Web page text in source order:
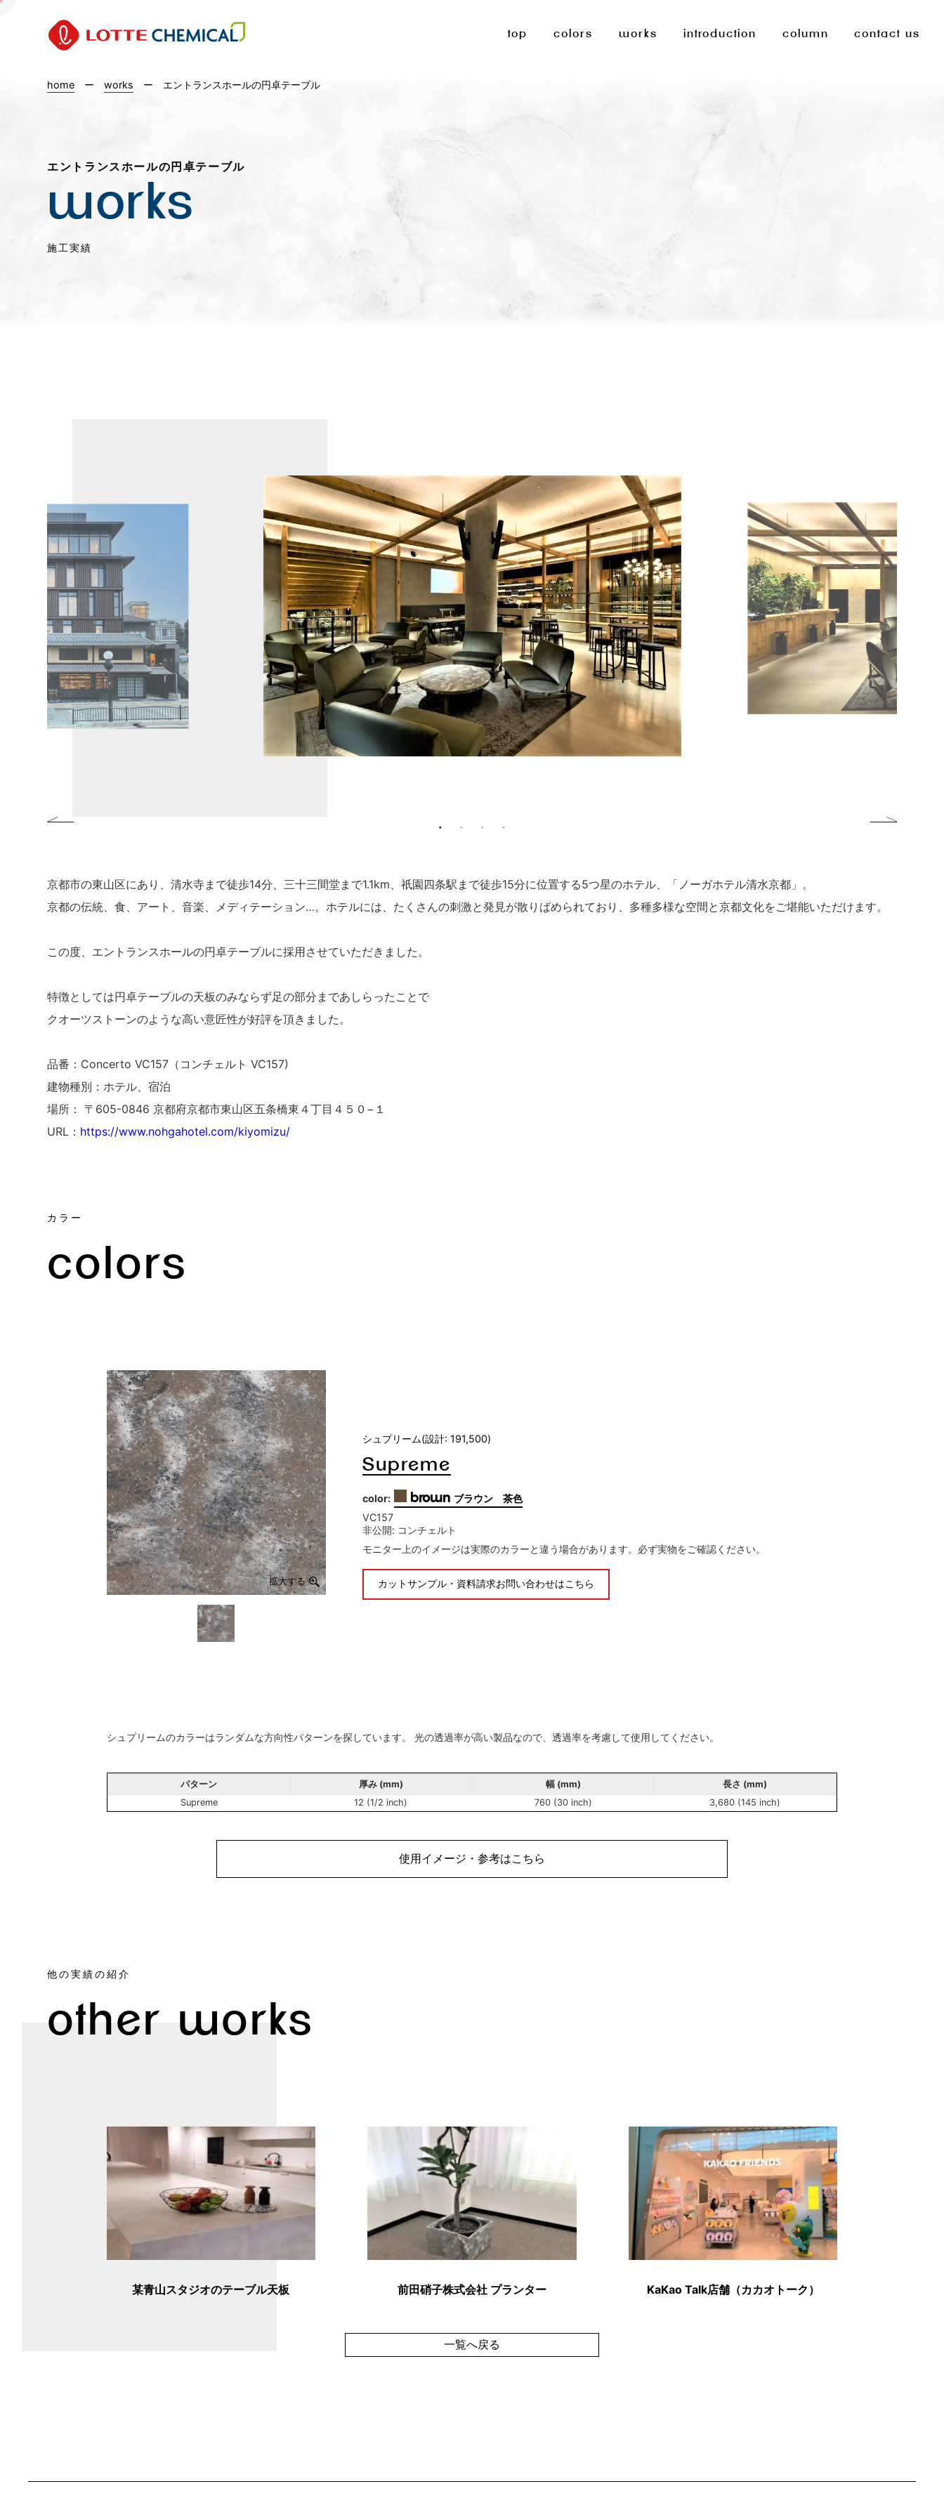
top colors works introduction column contact us
home ーworks ー エントランスホールの円卓テーブル
エントランスホールの円卓テーブル
works
施工実績
京都市の東山区にあり、清水寺まで徒歩14分、三十三間堂まで1.1km、祇園四条駅まで徒歩15分に位置する5つ星のホテル、「ノーガホテル清水京都」。
京都の伝統、食、アート、音楽、メディテーション…。ホテルには、たくさんの刺激と発見が散りばめられており、多種多様な空間と京都文化をご堪能いただけます。
この度、エントランスホールの円卓テーブルに採用させていただきました。
特徴としては円卓テーブルの天板のみならず足の部分まであしらったことで
クオーツストーンのような高い意匠性が好評を頂きました。
品番：Concerto VC157（コンチェルト VC157)
建物種別：ホテル、宿泊
場所：
〒605-0846 京都府京都市東山区五条橋東４丁目４５０−１
URL： https://www.nohgahotel.com/kiyomizu/
カラー
colors
拡大する
シュプリーム(設計: 191,500)
Supreme
color: brown ブラウン 茶色
VC157
非公開: コンチェルト
モニター上のイメージは実際のカラーと違う場合があります。必ず実物をご確認ください。
カットサンプル・資料請求お問い合わせはこちら
シュプリームのカラーはランダムな方向性パターンを探しています。 光の透過率が高い製品なので、透過率を考慮して使用してください。
パターン 厚み (mm) 幅 (mm)
長さ (mm)
Supreme
12 (1/2 inch) 760 (30 inch) 3,680 (145 inch)
使用イメージ・参考はこちら
他の実績の紹介
other works
某青山スタジオのテーブル天板 前田硝子株式会社 プランター KaKao Talk店舗（カカオトーク）
一覧へ戻る